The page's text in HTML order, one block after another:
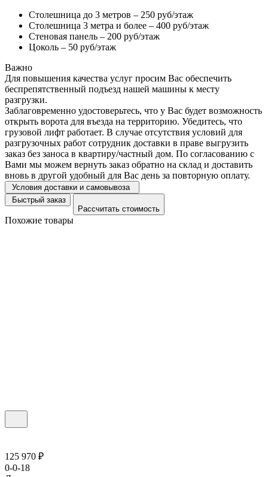
Столешница до 3 метров – 250 руб/этаж
Столешница 3 метра и более – 400 руб/этаж
Стеновая панель – 200 руб/этаж
Цоколь – 50 руб/этаж
Важно
Для повышения качества услуг просим Вас обеспечить
беспрепятственный подъезд нашей машины к месту
разгрузки.
Заблаговременно удостоверьтесь, что у Вас будет возможность
открыть ворота для въезда на территорию. Убедитесь, что
грузовой лифт работает. В случае отсутствия условий для
разгрузочных работ сотрудник доставки в праве выгрузить
заказ без заноса в квартиру/частный дом. По согласованию с
Вами мы можем вернуть заказ обратно на склад и доставить
вновь в другой удобный для Вас день за повторную оплату.
Условия доставки и самовывоза
Быстрый заказ
Рассчитать стоимость
Похожие товары
125 970 ₽
0-0-18